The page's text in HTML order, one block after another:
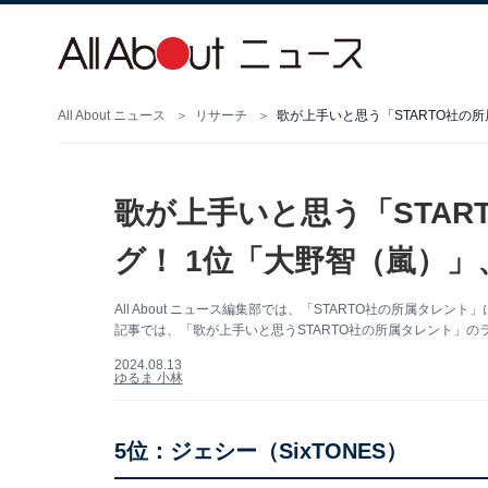
All About ニュース リサーチ 歌が上手いと思う「STARTO社の
歌が上手いと思う「
グ！ 1位「大野智（嵐）
All About ニュース編集部では、「STARTO社の所属タレント
記事では、「歌が上手いと思うSTARTO社の所属タレント」
2024.08.13
ゆるま 小林
5位：ジェシー（SixTONES）